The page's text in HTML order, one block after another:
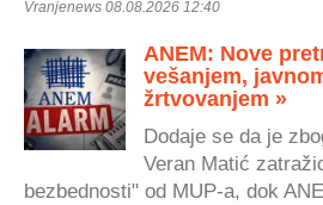
Vranjenews 08.08.2026 12:40
ANEM: Nove
vešanjem,
žrtvovanjem »
Dodaje se da je
Veran Matić
bezbednosti" od MUP-a, dok